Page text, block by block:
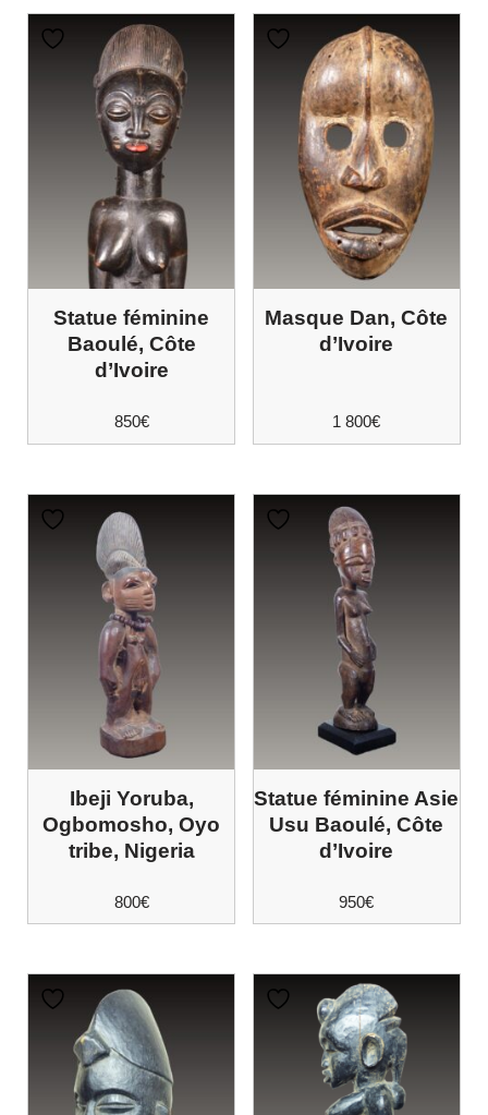
Statue féminine
Baoulé, Côte
d’Ivoire
850€
Masque Dan, Côte
d’Ivoire
1 800€
Ibeji Yoruba,
Ogbomosho, Oyo
tribe, Nigeria
800€
Statue féminine Asie
Usu Baoulé, Côte
d’Ivoire
950€